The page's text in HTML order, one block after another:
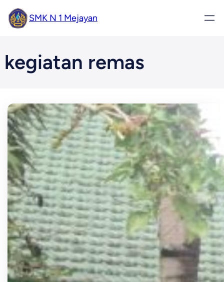
Skip
SMK N 1 Mejayan
kegiatan remas